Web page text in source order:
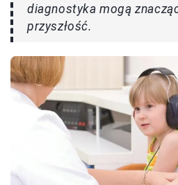
diagnostyka mogą
przyszłość.